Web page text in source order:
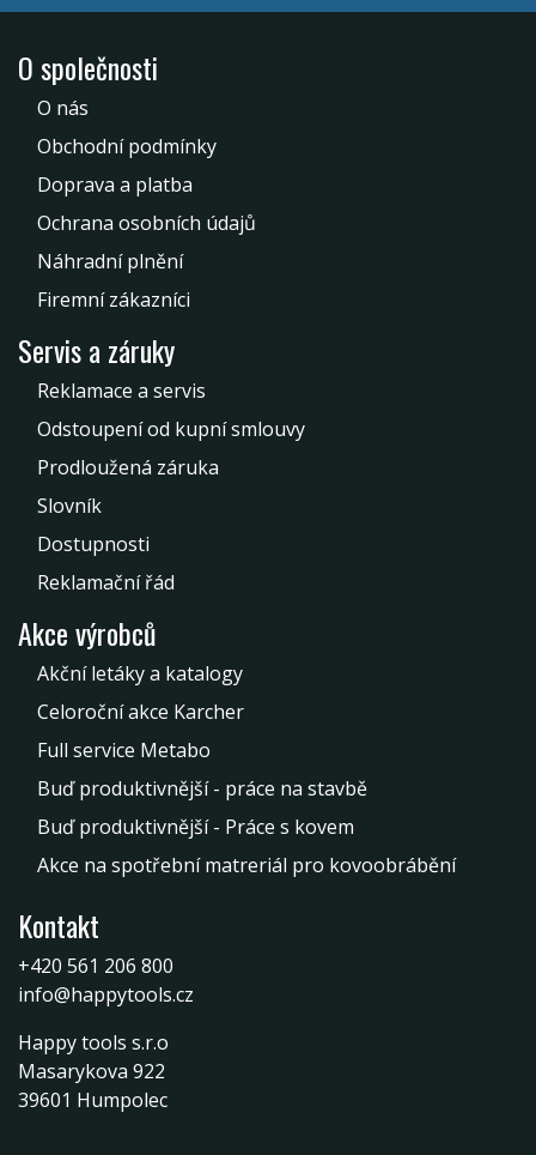
O společnosti
O nás
Obchodní podmínky
Doprava a platba
Ochrana osobních údajů
Náhradní plnění
Firemní zákazníci
Servis a záruky
Reklamace a servis
Odstoupení od kupní smlouvy
Prodloužená záruka
Slovník
Dostupnosti
Reklamační řád
Akce výrobců
Akční letáky a katalogy
Celoroční akce Karcher
Full service Metabo
Buď produktivnější - práce na stavbě
Buď produktivnější - Práce s kovem
Akce na spotřební matreriál pro kovoobrábění
Kontakt
+420 561 206 800
info@happytools.cz
Happy tools s.r.o
Masarykova 922
39601 Humpolec